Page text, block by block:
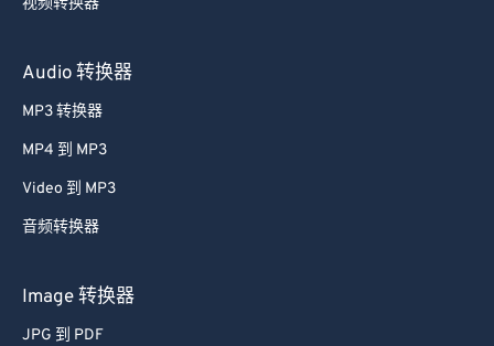
视频转换器
Audio 转换器
MP3 转换器
MP4 到 MP3
Video 到 MP3
音频转换器
Image 转换器
JPG 到 PDF